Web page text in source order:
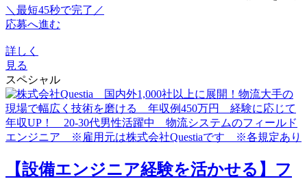
＼最短45秒で完了／
応募へ進む
詳しく
見る
スペシャル
【設備エンジニア経験を活かせる】フ